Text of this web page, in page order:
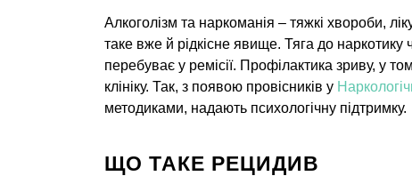
Алкоголізм та наркоманія – тяжкі хвороби,
таке вже й рідкісне явище. Тяга до наркотику
перебуває у ремісії. Профілактика зриву, у
клініку. Так, з появою провісників у
методиками, надають психологічну підтримку.
ЩО ТАКЕ РЕЦИДИВ